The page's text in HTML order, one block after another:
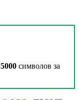
5000 символов за